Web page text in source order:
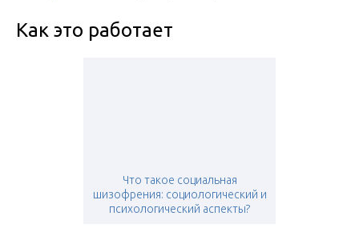
Как это работает
Что такое социальная
шизофрения: социологический и
психологический аспекты?